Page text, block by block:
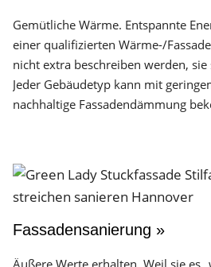
Gemütliche Wärme. Entspannte
einer qualifizierten Wärme-/
nicht extra beschreiben werden,
Jeder Gebäudetyp kann mit
nachhaltige Fassadendämmung
Fassadensanierung »
Äußere Werte erhalten. Weil sie es